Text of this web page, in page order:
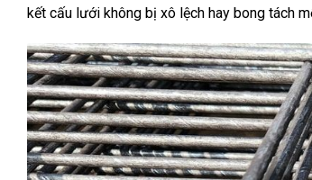
kết cấu lưới không bị xô lệch hay bong tách